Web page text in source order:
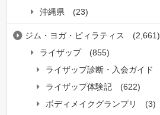
沖縄県
(23)
ジム・ヨガ・ピィラティス
(2,661)
ライザップ
(855)
ライザップ診断・入会ガイド
ライザップ体験記
(622)
ボディメイクグランプリ
(3)